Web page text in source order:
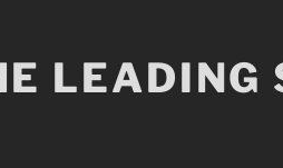
LEADING